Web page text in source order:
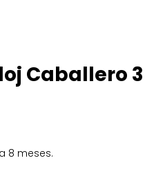
Caballero
8 meses.